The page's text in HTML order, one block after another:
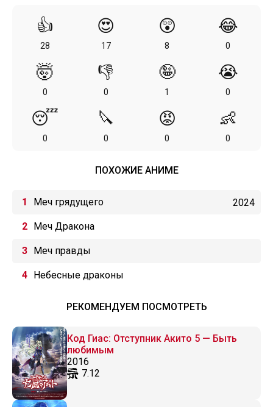
👍
28
😍
17
😲
8
😂
0
🤯
0
👎
0
🤪
1
😭
0
😴
0
🔪
0
😡
0
👶
0
ПОХОЖИЕ АНИМЕ
Меч грядущего 2024
Меч Дракона
Меч правды
Небесные драконы
РЕКОМЕНДУЕМ ПОСМОТРЕТЬ
Код Гиас: Отступник Акито 5 — Быть
любимым
2016
7.12